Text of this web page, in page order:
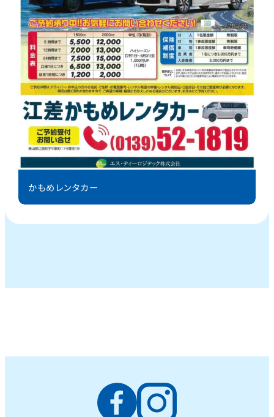
かもめレンタカー